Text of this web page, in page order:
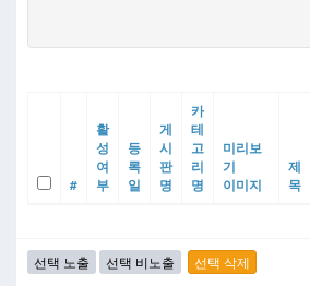
#
활
성
여
부
등
록
일
게
시
판
명
카
테
고
리
명
미리보
기
이미지
제
목